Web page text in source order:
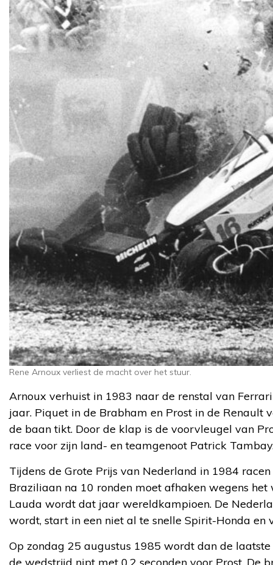
Rene Arnoux verliest de macht over het stuur.
Arnoux verhuist in 1983 naar de renstal van
jaar. Piquet in de Brabham en Prost in de Renault
de baan tikt. Door de klap is de voorvleugel van
race voor zijn land- en teamgenoot Patrick
Tijdens de Grote Prijs van Nederland in 1984
Braziliaan na 10 ronden moet afhaken wegens
Lauda wordt dat jaar wereldkampioen. De
wordt, start in een niet al te snelle Spirit-Honda
Op zondag 25 augustus 1985 wordt dan de
de wedstrijd nipt met 0.2 seconden voor Prost.